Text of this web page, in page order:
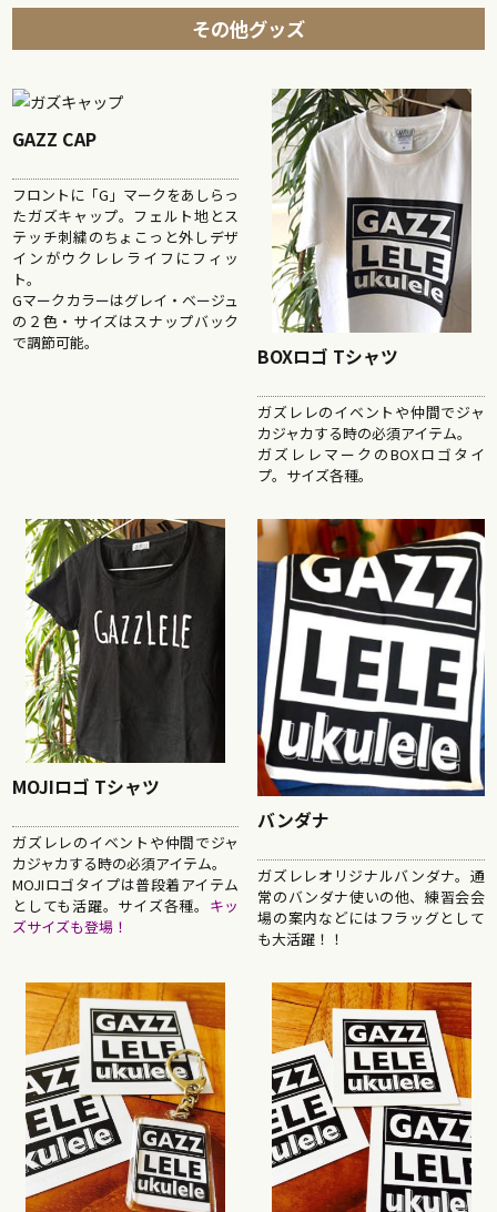
その他グッズ
GAZZ CAP
フロントに「G」マークをあしらっ
たガズキャップ。フェルト地とス
テッチ刺繍のちょこっと外しデザ
インがウクレレライフにフィッ
ト。
Gマークカラーはグレイ・ベージュ
の２色・サイズはスナップバック
で調節可能。
BOXロゴ Tシャツ
ガズレレのイベントや仲間でジャ
カジャカする時の必須アイテム。
ガズレレマークのBOXロゴタイ
プ。サイズ各種。
MOJIロゴ Tシャツ
ガズレレのイベントや仲間でジャ
カジャカする時の必須アイテム。
MOJIロゴタイプは普段着アイテム
としても活躍。サイズ各種。 キッ
ズサイズも登場！
バンダナ
ガズレレオリジナルバンダナ。通
常のバンダナ使いの他、練習会会
場の案内などにはフラッグとして
も大活躍！！